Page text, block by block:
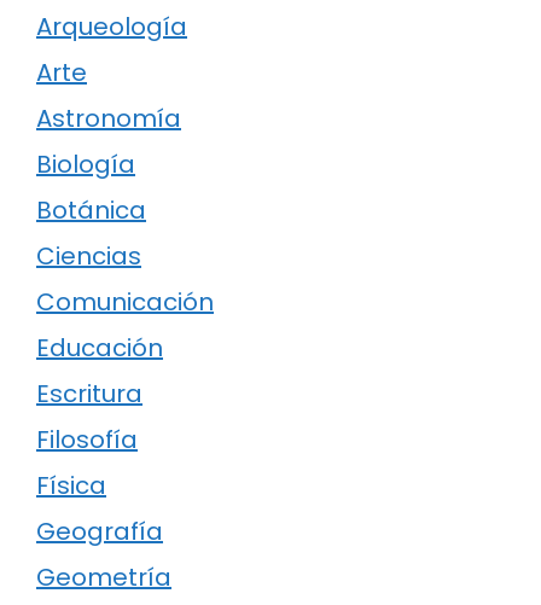
Arqueología
Arte
Astronomía
Biología
Botánica
Ciencias
Comunicación
Educación
Escritura
Filosofía
Física
Geografía
Geometría